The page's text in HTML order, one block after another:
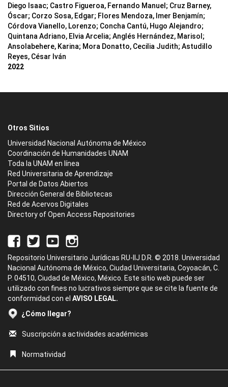
Diego Isaac; Castro Figueroa, Fernando Manuel ; Cruz Barney,
Óscar; Corzo Sosa, Edgar; Flores Mendoza, Imer Benjamín;
Córdova Vianello, Lorenzo; Concha Cantú, Hugo Alejandro;
Quintana Adriano, Elvia Arcelia; Anglés Hernández, Marisol ;
Ansolabehere, Karina; Mora Donatto, Cecilia Judith; Astudillo
Reyes, César Iván
2022
Otros Sitios
Universidad Nacional Autónoma de México
Coordinación de Humanidades UNAM
Toda la UNAM en línea
Red Universitaria de Aprendizaje
Portal de Datos Abiertos
Dirección General de Bibliotecas
Red de Acervos Digitales
Directory of Open Access Repositories
Repositorio Universitario Jurídicas RU-IIJ D.R. © 2018. Universidad
Nacional Autónoma de México, Ciudad Universitaria, Coyoacán, C.
P. 04510, Ciudad de México, México. Este sitio web puede ser
utilizado con fines no lucrativos siempre que se cite la fuente de
conformidad con el AVISO LEGAL.
¿Cómo llegar?
Suscripción a actividades académicas
Normatividad